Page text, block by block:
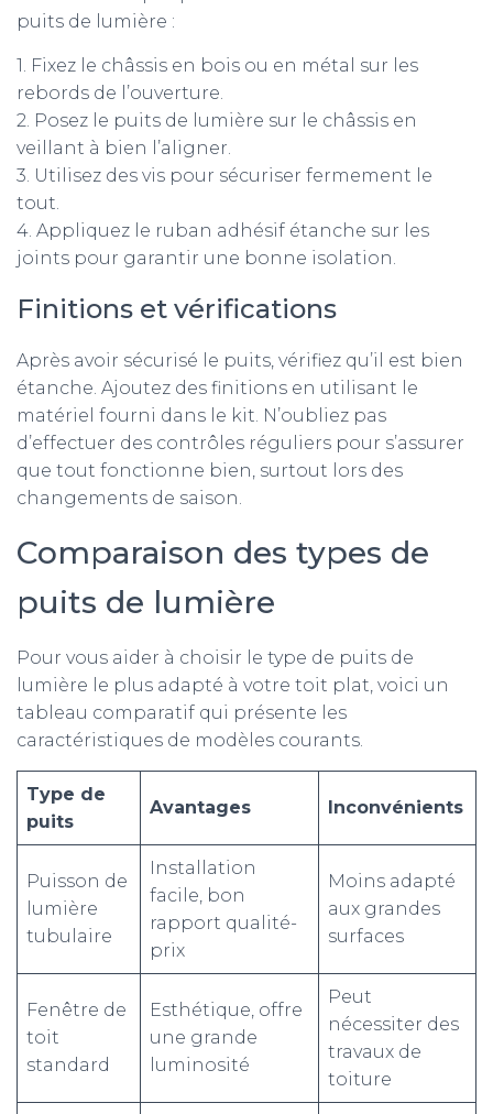
puits de lumière :
1. Fixez le châssis en bois ou en métal sur les
rebords de l’ouverture.
2. Posez le puits de lumière sur le châssis en
veillant à bien l’aligner.
3. Utilisez des vis pour sécuriser fermement le
tout.
4. Appliquez le ruban adhésif étanche sur les
joints pour garantir une bonne isolation.
Finitions et vérifications
Après avoir sécurisé le puits, vérifiez qu’il est bien
étanche. Ajoutez des finitions en utilisant le
matériel fourni dans le kit. N’oubliez pas
d’effectuer des contrôles réguliers pour s’assurer
que tout fonctionne bien, surtout lors des
changements de saison.
Comparaison des types de
puits de lumière
Pour vous aider à choisir le type de puits de
lumière le plus adapté à votre toit plat, voici un
tableau comparatif qui présente les
caractéristiques de modèles courants.
Type de
puits
Avantages Inconvénients
Puisson de
lumière
tubulaire
Installation
facile, bon
rapport qualité-
prix
Moins adapté
aux grandes
surfaces
Fenêtre de
toit
standard
Esthétique, offre
une grande
luminosité
Peut
nécessiter des
travaux de
toiture